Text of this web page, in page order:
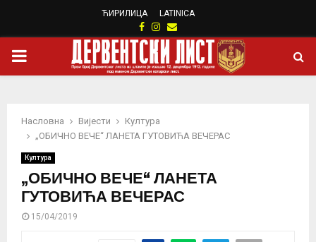
ЋИРИЛИЦА LATINICA
Facebook
Instagram
Email
PRIMARY
Насловна Вијести
Култура
„ОБИЧНО ВЕЧЕ“ ЛАНЕТА ГУТОВИЋА ВЕЧЕРАС
Култура
„ОБИЧНО ВЕЧЕ“ ЛАНЕТА
ГУТОВИЋА ВЕЧЕРАС
15/04/2019